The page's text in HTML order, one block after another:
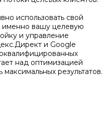
использовать свой
вашу целевую
и управление
и Google
над оптимизацией
результатов.